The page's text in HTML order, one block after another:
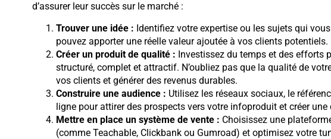
d’assurer leur succès sur le marché :
Trouver une idée : Identifiez votre expertise ou les sujets qui
pouvez apporter une réelle valeur ajoutée à vos clients potentiels.
Créer un produit de qualité : Investissez du temps et des efforts
structuré, complet et attractif. N’oubliez pas que la qualité de
vos clients et générer des revenus durables.
Construire une audience : Utilisez les réseaux sociaux, le
ligne pour attirer des prospects vers votre infoproduit et créer
Mettre en place un système de vente : Choisissez une
(comme Teachable, Clickbank ou Gumroad) et optimisez votre